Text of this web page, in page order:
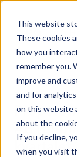
This website
These cookies
how you
remember you.
improve and
and for
on this website
about the
If you decline,
when you visit
Press release
Published:
Proport
AB
kvartalet